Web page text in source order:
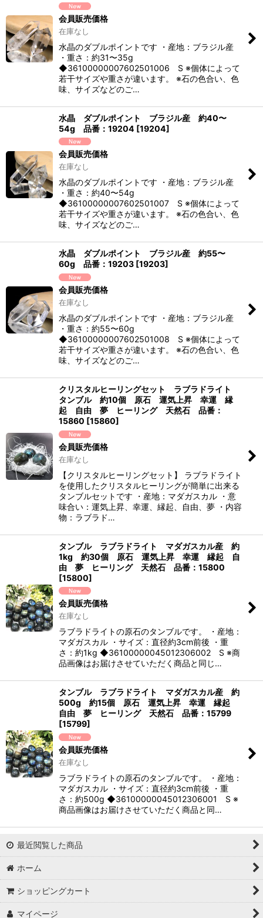
会員販売価格
在庫なし
水晶のダブルポイントです ・産地：ブラジル産
・重さ：約31〜35g
◆36100000007602501006 S ※個体によって
若干サイズや重さが違います。 ※石の色合い、色
味、サイズなどのご…
水晶 ダブルポイント ブラジル産 約40〜
54g 品番：19204 [19204]
会員販売価格
在庫なし
水晶のダブルポイントです ・産地：ブラジル産
・重さ：約40〜54g
◆36100000007602501007 S ※個体によって
若干サイズや重さが違います。 ※石の色合い、色
味、サイズなどのご…
水晶 ダブルポイント ブラジル産 約55〜
60g 品番：19203 [19203]
会員販売価格
在庫なし
水晶のダブルポイントです ・産地：ブラジル産
・重さ：約55〜60g
◆36100000007602501008 S ※個体によって
若干サイズや重さが違います。 ※石の色合い、色
味、サイズなどのご…
クリスタルヒーリングセット ラブラドライト
タンブル 約10個 原石 運気上昇 幸運 縁
起 自由 夢 ヒーリング 天然石 品番：
15860 [15860]
会員販売価格
在庫なし
【クリスタルヒーリングセット】 ラブラドライト
を使用したクリスタルヒーリングが簡単に出来る
タンブルセットです ・産地：マダガスカル ・意
味合い：運気上昇、幸運、縁起、自由、夢 ・内容
物：ラブラド…
タンブル ラブラドライト マダガスカル産 約
1kg 約30個 原石 運気上昇 幸運 縁起 自
由 夢 ヒーリング 天然石 品番：15800
[15800]
会員販売価格
在庫なし
ラブラドライトの原石のタンブルです。 ・産地：
マダガスカル ・サイズ：直径約3cm前後 ・重
さ：約1kg ◆36100000045012306002 S ※商
品画像はお届けさせていただく商品と同じ…
タンブル ラブラドライト マダガスカル産 約
500g 約15個 原石 運気上昇 幸運 縁起
自由 夢 ヒーリング 天然石 品番：15799
[15799]
会員販売価格
在庫なし
ラブラドライトの原石のタンブルです。 ・産地：
マダガスカル ・サイズ：直径約3cm前後 ・重
さ：約500g ◆36100000045012306001 S ※
商品画像はお届けさせていただく商品と同…
最近閲覧した商品
ホーム
ショッピングカート
マイページ